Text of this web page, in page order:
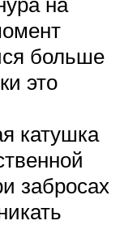
больше
это
катушка
забросах